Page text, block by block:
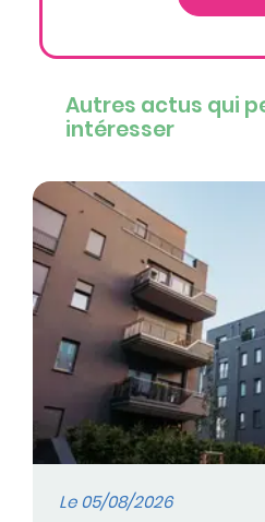
Autres actus qui
intéresser
Le 05/08/2026